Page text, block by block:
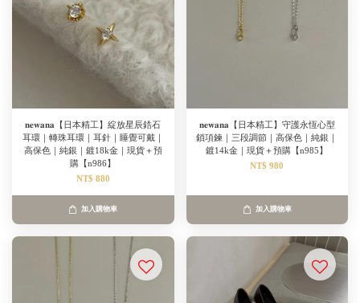
𝐧𝐞𝐰𝐚𝐧𝐚【日本精工】綻放星辰鋯石
耳環｜轉珠耳環｜耳針｜睡覺可戴｜
高保色｜純銀｜鍍18k金｜現貨＋預
購【n986】
NT$ 880
加入購物車
𝐧𝐞𝐰𝐚𝐧𝐚【日本精工】守護永恆心型
鎖項鍊｜三段調節｜高保色｜純銀｜
鍍14k金｜現貨＋預購【n985】
NT$ 980
加入購物車